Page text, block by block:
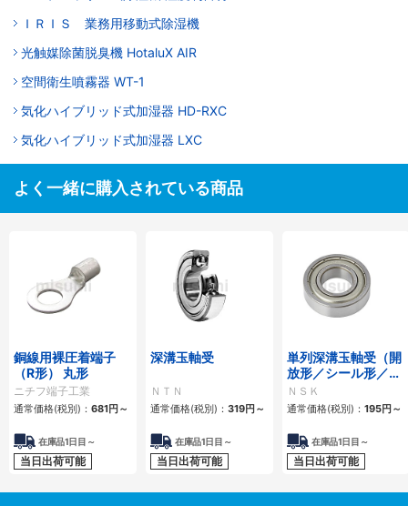
ＩＲＩＳ 業務用移動式除湿機
光触媒除菌脱臭機 HotaluX AIR
空間衛生噴霧器 WT-1
気化ハイブリッド式加湿器 HD-RXC
気化ハイブリッド式加湿器 LXC
よく一緒に購入されている商品
銅線用裸圧着端子
（R形） 丸形
ニチフ端子工業
通常価格(税別)： 681円 ～
在庫品1日目～
当日出荷可能
深溝玉軸受
ＮＴＮ
通常価格(税別)： 319円 ～
在庫品1日目～
当日出荷可能
単列深溝玉軸受（開
放形／シール形／シ
ールド形）
ＮＳＫ
通常価格(税別)： 195円 ～
在庫品1日目～
当日出荷可能